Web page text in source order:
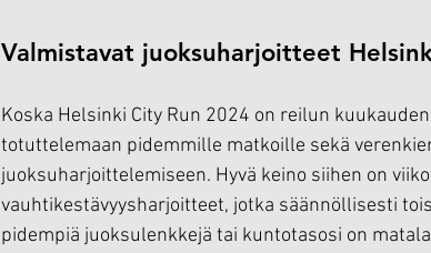
Valmistavat juoksuharjoitteet
Koska Helsinki City Run 2024 on reilun
totuttelemaan pidemmille matkoille sekä
juoksuharjoittelemiseen. Hyvä keino siihen on
vauhtikestävyysharjoitteet, jotka säännöllisesti
pidempiä juoksulenkkejä tai kuntotasosi on